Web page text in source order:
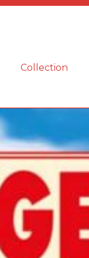
Collection